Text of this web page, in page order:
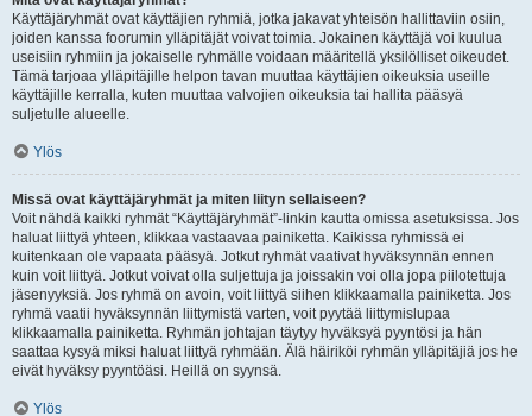
Käyttäjäryhmät ovat käyttäjien ryhmiä, jotka jakavat yhteisön hallittaviin osiin,
joiden kanssa foorumin ylläpitäjät voivat toimia. Jokainen käyttäjä voi kuulua
useisiin ryhmiin ja jokaiselle ryhmälle voidaan määritellä yksilölliset oikeudet.
Tämä tarjoaa ylläpitäjille helpon tavan muuttaa käyttäjien oikeuksia useille
käyttäjille kerralla, kuten muuttaa valvojien oikeuksia tai hallita pääsyä
suljetulle alueelle.
Ylös
Missä ovat käyttäjäryhmät ja miten liityn sellaiseen?
Voit nähdä kaikki ryhmät “Käyttäjäryhmät”-linkin kautta omissa asetuksissa. Jos
haluat liittyä yhteen, klikkaa vastaavaa painiketta. Kaikissa ryhmissä ei
kuitenkaan ole vapaata pääsyä. Jotkut ryhmät vaativat hyväksynnän ennen
kuin voit liittyä. Jotkut voivat olla suljettuja ja joissakin voi olla jopa piilotettuja
jäsenyyksiä. Jos ryhmä on avoin, voit liittyä siihen klikkaamalla painiketta. Jos
ryhmä vaatii hyväksynnän liittymistä varten, voit pyytää liittymislupaa
klikkaamalla painiketta. Ryhmän johtajan täytyy hyväksyä pyyntösi ja hän
saattaa kysyä miksi haluat liittyä ryhmään. Älä häiriköi ryhmän ylläpitäjiä jos he
eivät hyväksy pyyntöäsi. Heillä on syynsä.
Ylös